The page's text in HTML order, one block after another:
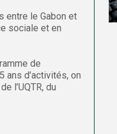
entre le Gabon et
sociale et en
de
ans d’activités, on
l’UQTR, du